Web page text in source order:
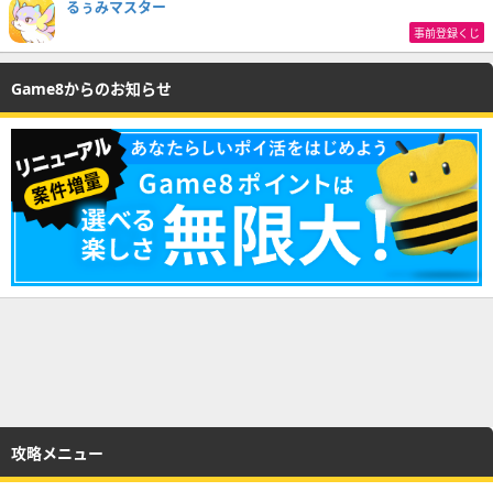
るぅみマスター
事前登録くじ
Game8からのお知らせ
攻略メニュー